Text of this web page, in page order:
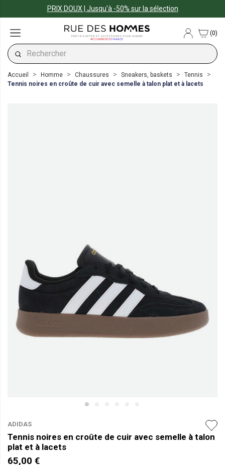
PRIX DOUX | Jusqu'à -50% sur la sélection
PRÊT-À-PORTER ET ACCESSOIRES POUR HOMME
#ECOMMERCEFRANCE
(0)
Accueil Homme Chaussures Sneakers, baskets
Tennis
Tennis noires en croûte de cuir avec semelle à talon plat et à lacets
ADIDAS
Tennis noires en croûte de cuir avec semelle à talon
plat et à lacets
65,00 €